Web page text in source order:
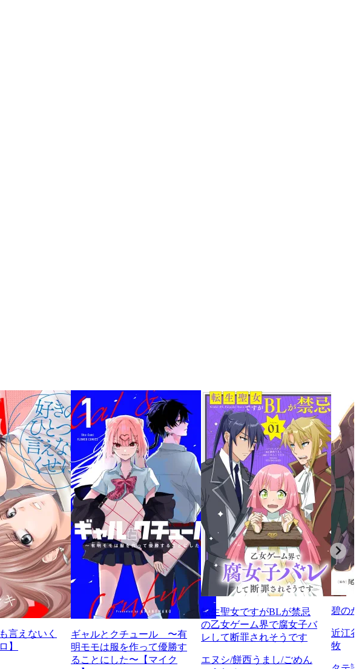
言えないく
】
ギャルとクチュール 〜有
明モモは服を作って優勝す
ることにした〜【マイク
転生聖女ですがBLが禁忌
の乙女ゲーム界で腐女子バ
レして断罪されそうです
エヌシ/餅西うまし/ごめん
碧の
近江
牧